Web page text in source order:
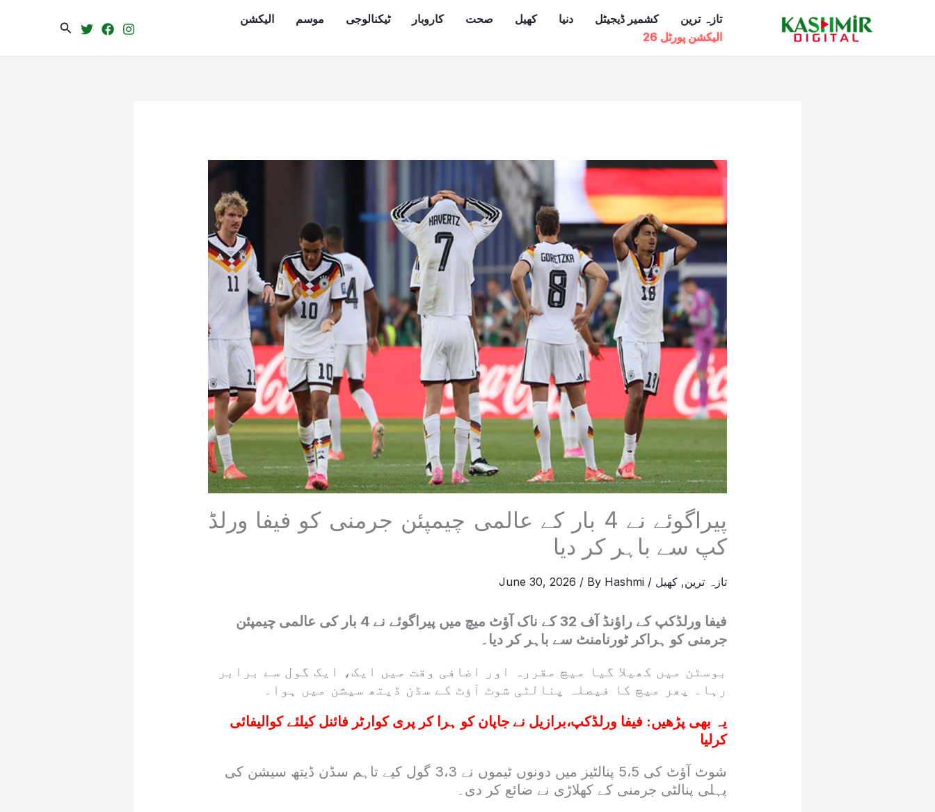
تازہ ترین کشمیر ڈیجیٹل دنیا کھیل صحت کاروبار ٹیکنالوجی موسم
الیکشن
الیکشن پورٹل 26
Search
پیراگوئے نے 4 بار کے عالمی چیمپئن جرمنی کو فیفا ورلڈ
کپ سے باہر کر دیا
تازہ ترین, کھیل /
June 30, 2026 / By Hashmi
فیفا ورلڈکپ کے راؤنڈ آف 32 کے ناک آؤٹ میچ میں پیراگوئے نے 4 بار کی عالمی چیمپئن
جرمنی کو ہراکر ٹورنامنٹ سے باہر کر دیا۔
بوسٹن میں کھیلا گیا میچ مقررہ اور اضافی وقت میں ایک، ایک گول سے برابر
رہا۔ پھر میچ کا فیصلہ پنالٹی شوٹ آؤٹ کے سڈن ڈیتھ سیشن میں ہوا۔
یہ بھی پڑھیں: فیفا ورلڈکپ،برازیل نے جاپان کو ہرا کر پری کوارٹر فائنل کیلئے کوالیفائی
کرلیا
شوٹ آؤٹ کی 5،5 پنالٹیز میں دونوں ٹیموں نے 3،3 گول کیے تاہم سڈن ڈیتھ سیشن کی
پہلی پنالٹی جرمنی کے کھلاڑی نے ضائع کر دی۔